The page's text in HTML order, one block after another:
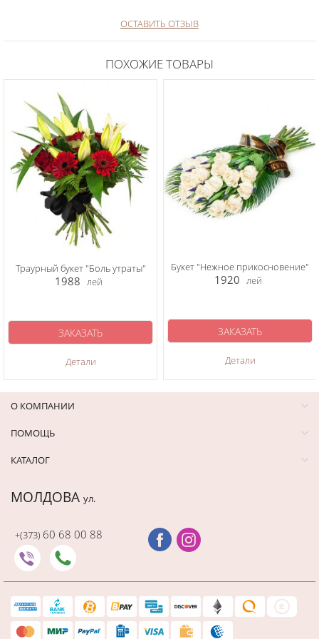
ОСТАВИТЬ ОТЗЫВ
ПОХОЖИЕ ТОВАРЫ
Траурный букет "Боль утраты"
1988 лей
Детали
ЗАКАЗАТЬ
Букет "Нежное прикосновение"
1920 лей
Детали
ЗАКАЗАТЬ
О КОМПАНИИ
ПОМОЩЬ
КАТАЛОГ
МОЛДОВА ул.
+(373) 60 68 00 88